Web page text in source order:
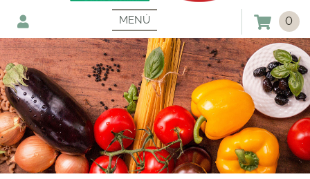
MENÚ 0